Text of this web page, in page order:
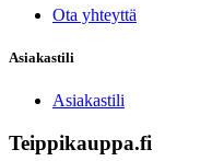
Ota yhteyttä
Asiakastili
Asiakastili
Teippikauppa.fi